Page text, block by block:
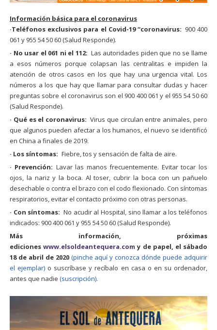
Información básica para el coronavirus
·Teléfonos exclusivos para el Covid-19 “coronavirus: 900 400
061 y 955 54 50 60 (Salud Responde).
· No usar el 061 ni el 112: Las autoridades piden que no se llame
a esos números porque colapsan las centralitas e impiden la
atención de otros casos en los que hay una urgencia vital. Los
números a los que hay que llamar para consultar dudas y hacer
preguntas sobre el coronavirus son el 900 400 061 y el 955 54 50 60
(Salud Responde).
· Qué es el coronavirus:Virus que circulan entre animales, pero
que algunos pueden afectar a los humanos, el nuevo se identificó
en China a finales de 2019.
· Los síntomas: Fiebre, tos y sensación de falta de aire.
· Prevención: Lavar las manos frecuentemente. Evitar tocar los
ojos, la nariz y la boca. Al toser, cubrir la boca con un pañuelo
desechable o contra el brazo con el codo flexionado. Con síntomas
respiratorios, evitar el contacto próximo con otras personas.
· Con síntomas: No acudir al Hospital, sino llamar a los teléfonos
indicados: 900 400 061 y 955 54 50 60 (Salud Responde).
Más información, próximas
edicioneswww.elsoldeantequera.com y de papel, el sábado
18 de abril de 2020 (pinche aquí y conozca dónde puede adquirir
el ejemplar) o suscríbase y recíbalo en casa o en su ordenador,
antes que nadie (suscripción).